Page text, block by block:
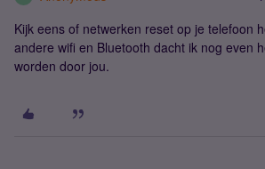
Kijk eens of netwerken reset op je telefoon
andere wifi en Bluetooth dacht ik nog even
worden door jou.